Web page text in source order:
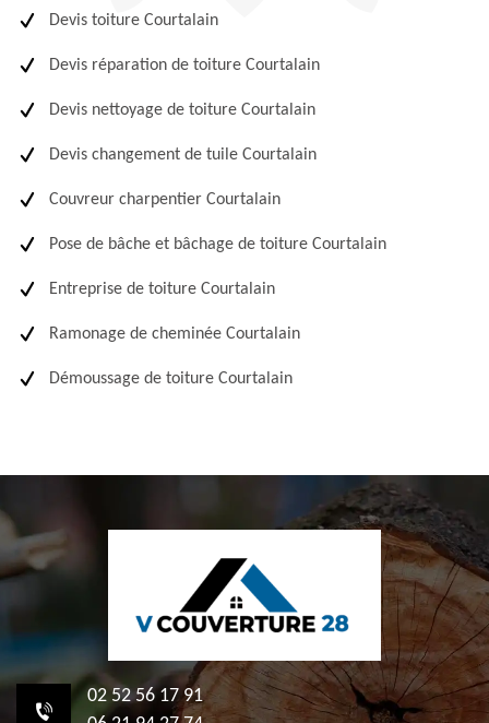
Devis toiture Courtalain
Devis réparation de toiture Courtalain
Devis nettoyage de toiture Courtalain
Devis changement de tuile Courtalain
Couvreur charpentier Courtalain
Pose de bâche et bâchage de toiture Courtalain
Entreprise de toiture Courtalain
Ramonage de cheminée Courtalain
Démoussage de toiture Courtalain
02 52 56 17 91